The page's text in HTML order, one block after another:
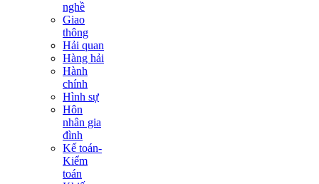
nghề
Giao
thông
Hải quan
Hàng hải
Hành
chính
Hình sự
Hôn
nhân gia
đình
Kế toán-
Kiểm
toán